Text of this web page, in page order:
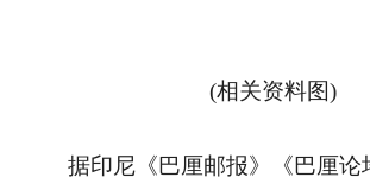
(相关资料图)
据印尼《巴厘邮报》《巴厘论